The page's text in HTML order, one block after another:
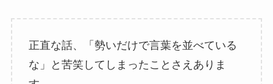
正直な話、「勢いだけで言葉を並べている
な」と苦笑してしまったことさえありま